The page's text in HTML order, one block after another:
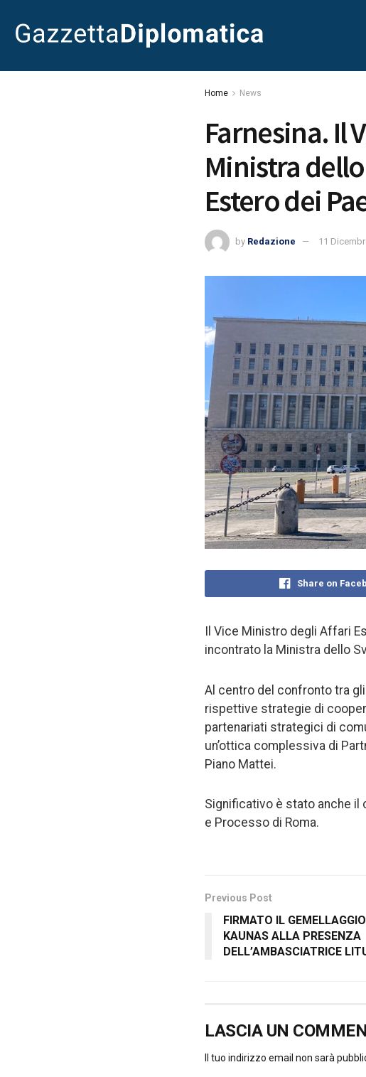
Home News
Farnesina. Il
Ministra
Estero dei
by Redazione 11
Share on
Il Vice Ministro degli Affari
incontrato la Ministra dello
Al centro del confronto tra
rispettive strategie di
partenariati strategici di
un’ottica complessiva di
Piano Mattei.
Significativo è stato anche
e Processo di Roma.
Previous Post
FIRMATO IL
KAUNAS ALLA PRESENZA
DELL’AMBASCIATRICE
LASCIA UN
Il tuo indirizzo email non sarà